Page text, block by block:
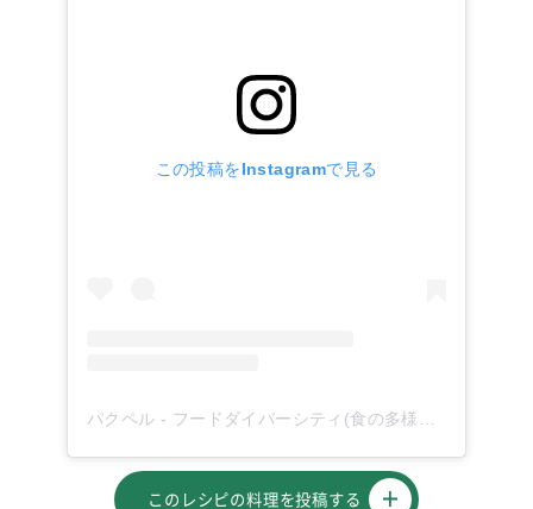
この投稿をInstagramで見る
このレシピの料理を投稿する